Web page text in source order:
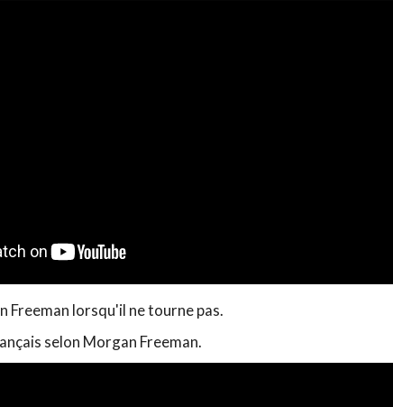
Freeman lorsqu'il ne tourne pas.
selon Morgan Freeman.